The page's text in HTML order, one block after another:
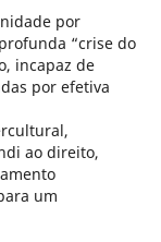
por
“crise do
incapaz de
por efetiva
ao direito,
um